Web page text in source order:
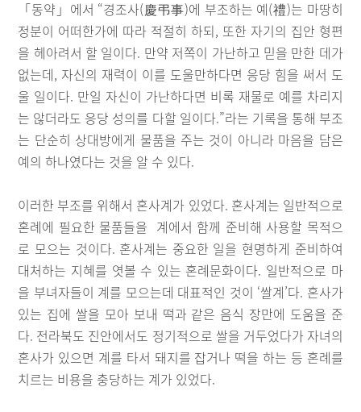
「동약」에서 “경조사(慶弔事)에 부조하는 예(禮)는 마땅히
정분이 어떠한가에 따라 적절히 하되, 또한 자기의 집안 형편
을 헤아려서 할 일이다. 만약 저쪽이 가난하고 믿을 만한 데가
없는데, 자신의 재력이 이를 도울만하다면 응당 힘을 써서 도
울 일이다. 만일 자신이 가난하다면 비록 재물로 예를 차리지
는 않더라도 응당 성의를 다할 일이다.”라는 기록을 통해 부조
는 단순히 상대방에게 물품을 주는 것이 아니라 마음을 담은
예의 하나였다는 것을 알 수 있다.
이러한 부조를 위해서 혼사계가 있었다. 혼사계는 일반적으로
혼례에 필요한 물품들을 계에서 함께 준비해 사용할 목적으
로 모으는 것이다. 혼사계는 중요한 일을 현명하게 준비하여
대처하는 지혜를 엿볼 수 있는 혼례문화이다. 일반적으로 마
을 부녀자들이 계를 모으는데 대표적인 것이 ‘쌀계’다. 혼사가
있는 집에 쌀을 모아 보내 떡과 같은 음식 장만에 도움을 준
다. 전라북도 진안에서도 정기적으로 쌀을 거두었다가 자녀의
혼사가 있으면 계를 타서 돼지를 잡거나 떡을 하는 등 혼례를
치르는 비용을 충당하는 계가 있었다.